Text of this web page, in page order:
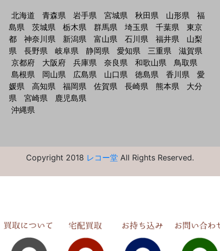
北海道 青森県 岩手県 宮城県 秋田県 山形県
福
島県
茨城県 栃木県 群馬県 埼玉県 千葉県
東京
都
神奈川県 新潟県 富山県 石川県 福井県
山梨
県
長野県 岐阜県 静岡県 愛知県 三重県
滋賀県
京都府
大阪府 兵庫県 奈良県 和歌山県
鳥取県
島根県
岡山県 広島県 山口県 徳島県 香川県
愛
媛県
高知県 福岡県 佐賀県 長崎県 熊本県
大分
県
宮崎県
鹿児島県
沖縄県
Copyright 2018 レコー堂 All Rights Reserved.